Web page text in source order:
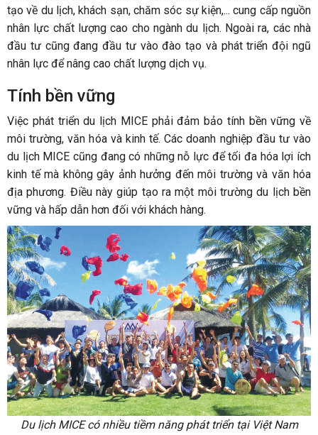
tạo về du lịch, khách sạn, chăm sóc sự kiện,... cung cấp nguồn
nhân lực chất lượng cao cho ngành du lịch. Ngoài ra, các nhà
đầu tư cũng đang đầu tư vào đào tạo và phát triển đội ngũ
nhân lực để nâng cao chất lượng dịch vụ.
Tính bền vững
Việc phát triển du lịch MICE phải đảm bảo tính bền vững về
môi trường, văn hóa và kinh tế. Các doanh nghiệp đầu tư vào
du lịch MICE cũng đang có những nỗ lực để tối đa hóa lợi ích
kinh tế mà không gây ảnh hưởng đến môi trường và văn hóa
địa phương. Điều này giúp tạo ra một môi trường du lịch bền
vững và hấp dẫn hơn đối với khách hàng.
Du lịch MICE có nhiều tiềm năng phát triển tại Việt Nam